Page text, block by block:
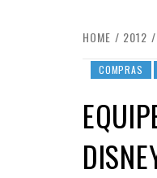
HOME 2012
COMPRAS